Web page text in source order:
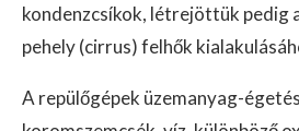
kondenzcsíkok, létrejöttük pedig
pehely (cirrus) felhők
A repülőgépek üzemanyag-